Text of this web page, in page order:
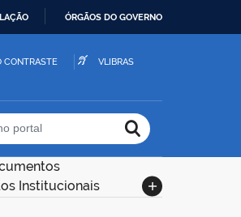
ÓRGÃOS DO GOVERNO
CONTRASTE VLIBRAS
Buscar no portal
Institucionais